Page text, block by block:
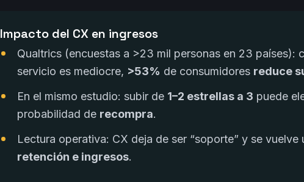
Impacto del CX en ingresos
Qualtrics (encuestas a >23 mil personas en 23 países):
servicio es mediocre, >53% de consumidores reduce
En el mismo estudio: subir de 1–2 estrellas a 3 puede
probabilidad de recompra.
Lectura operativa: CX deja de ser “soporte” y se vuelve
retención e ingresos.